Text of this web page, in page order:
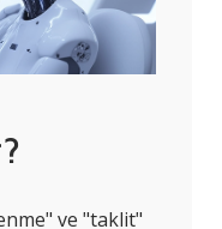
ve "taklit"